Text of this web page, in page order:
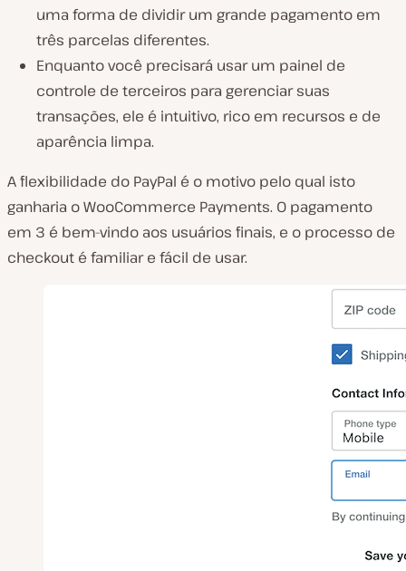
uma forma de dividir um grande pagamento em
três parcelas diferentes.
Enquanto você precisará usar um painel de
controle de terceiros para gerenciar suas
transações, ele é intuitivo, rico em recursos e de
aparência limpa.
A flexibilidade do PayPal é o motivo pelo qual isto
ganharia o WooCommerce Payments. O pagamento
em 3 é bem-vindo aos usuários finais, e o processo de
checkout é familiar e fácil de usar.